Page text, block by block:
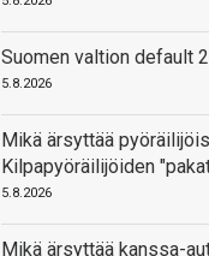
Suomen valtion default
5.8.2026
Mikä ärsyttää
Kilpapyöräilijöiden
5.8.2026
Mikä ärsyttää kanssa-